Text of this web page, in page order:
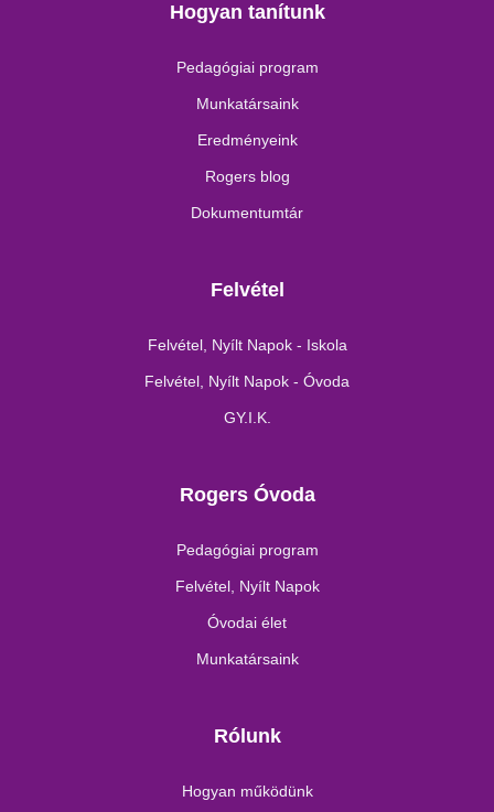
Hogyan tanítunk
Pedagógiai program
Munkatársaink
Eredményeink
Rogers blog
Dokumentumtár
Felvétel
Felvétel, Nyílt Napok - Iskola
Felvétel, Nyílt Napok - Óvoda
GY.I.K.
Rogers Óvoda
Pedagógiai program
Felvétel, Nyílt Napok
Óvodai élet
Munkatársaink
Rólunk
Hogyan működünk